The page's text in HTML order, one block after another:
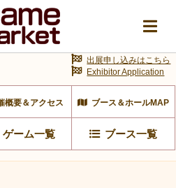
概要＆アクセス ブース＆ホールMAP
ゲーム一覧 ブース一覧
出展申し込みはこちら
Exhibitor Application